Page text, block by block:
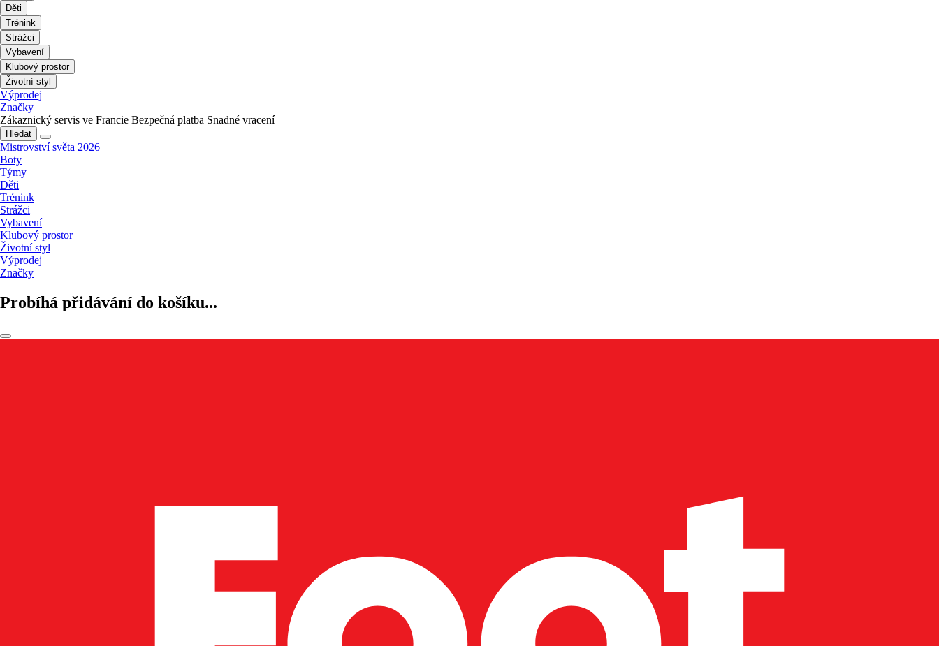
Děti
Trénink
Strážci
Vybavení
Klubový prostor
Životní styl
Výprodej
Značky
Zákaznický servis ve Francie Bezpečná platba Snadné vracení
Hledat
Mistrovství světa 2026
Boty
Týmy
Děti
Trénink
Strážci
Vybavení
Klubový prostor
Životní styl
Výprodej
Značky
Probíhá přidávání do košíku...